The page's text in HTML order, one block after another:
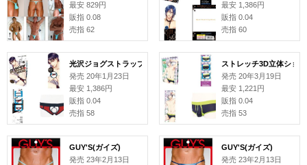
最安 829円
販指 0.08
売指 62
最安 1,386円
販指 0.04
売指 60
光沢ジョグストラップリングショーツ レッド
発売 20年1月23日
最安 1,386円
販指 0.04
売指 58
ストレッチ3D立体ショ
発売 20年3月19日
最安 1,221円
販指 0.04
売指 53
GUY'S(ガイズ)
発売 23年2月13日
GUY'S(ガイズ)
発売 23年2月13日